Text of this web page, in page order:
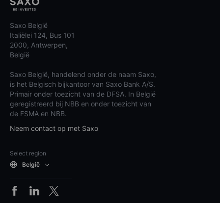
Saxo België
Italiëlei 124, Bus 101
2000, Antwerpen,
België
Saxo België, handelend onder de naam Saxo,
is het Belgisch bijkantoor van Saxo Bank A/S.
Primair onder toezicht van de DFSA. In België
geregistreerd bij NBB en onder toezicht van
de FSMA en NBB.
Neem contact op met Saxo
Select region
België